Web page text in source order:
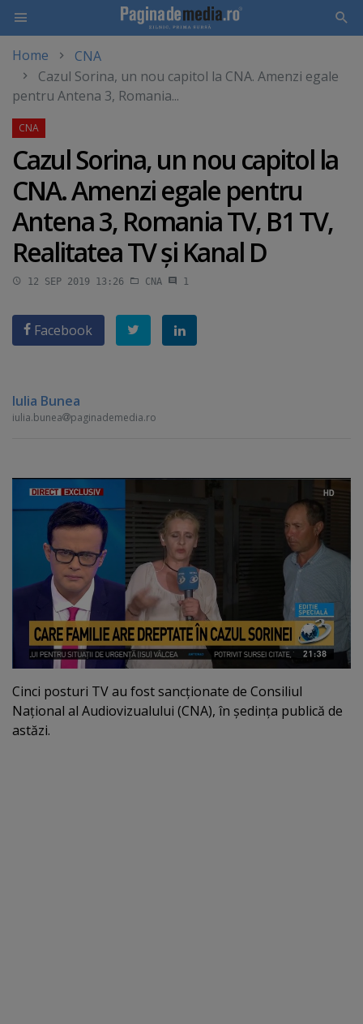
main
content
Home
CNA
Cazul Sorina, un nou capitol la CNA. Amenzi egale
pentru Antena 3, Romania...
Cazul Sorina, un nou capitol la
CNA. Amenzi egale pentru
Antena 3, Romania TV, B1 TV,
Realitatea TV şi Kanal D
12 SEP 2019 13:26 CNA 1
Facebook
Iulia Bunea
iulia.bunea paginademedia.ro
Cinci posturi TV au fost sancţionate de Consiliul
Naţional al Audiovizualului (CNA), în şedinţa publică de
astăzi.